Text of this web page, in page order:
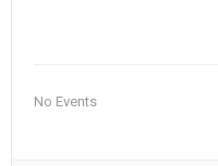
No Events